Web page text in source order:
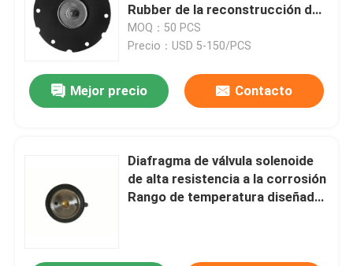
Rubber de la reconstrucción del
diafragma de la válvula
electromagnética
MOQ：50 PCS
Precio：USD 5-150/PCS
Mejor precio Contacto
Diafragma de válvula solenoide
de alta resistencia a la corrosión
Rango de temperatura diseñado